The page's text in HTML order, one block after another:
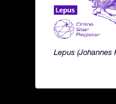
Lepus (Johannes